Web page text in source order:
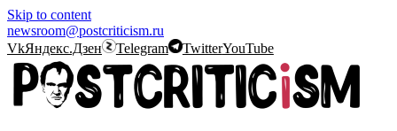
Skip to content
newsroom@postcriticism.ru
VkЯндекс.Дзен Telegram TwitterYouTube